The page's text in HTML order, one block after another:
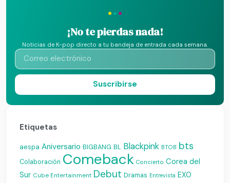
···
¡No te pierdas nada!
Noticias de K-pop directo a tu bandeja de entrada cada semana.
Suscribirse
Etiquetas
aespa Aniversario BIGBANG BL Blackpink BTOB bts
Colaboración Comeback Concierto Corea del
Sur Cube Entertainment Debut Dramas Entrevista EXO